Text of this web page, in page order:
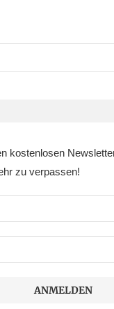
kostenlosen
zu verpassen!